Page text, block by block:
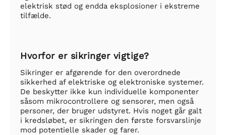
elektrisk stød og endda eksplosioner i ekstreme
tilfælde.
Hvorfor er sikringer vigtige?
Sikringer er afgørende for den overordnede
sikkerhed af elektriske og elektroniske systemer.
De beskytter ikke kun individuelle komponenter
såsom mikrocontrollere og sensorer, men også
personer, der bruger udstyret. Hvis noget går galt
i kredsløbet, er sikringen den første forsvarslinje
mod potentielle skader og farer.